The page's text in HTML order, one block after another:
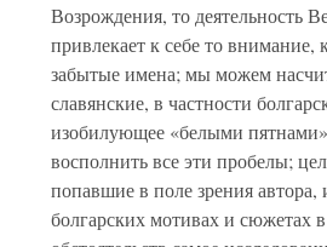
Возрождения, то деятельность
привлекает к себе то внимание,
забытые имена; мы можем
славянские, в частности
изобилующее «белыми
восполнить все эти пробелы;
попавшие в поле зрения
болгарских мотивах и сюжетах